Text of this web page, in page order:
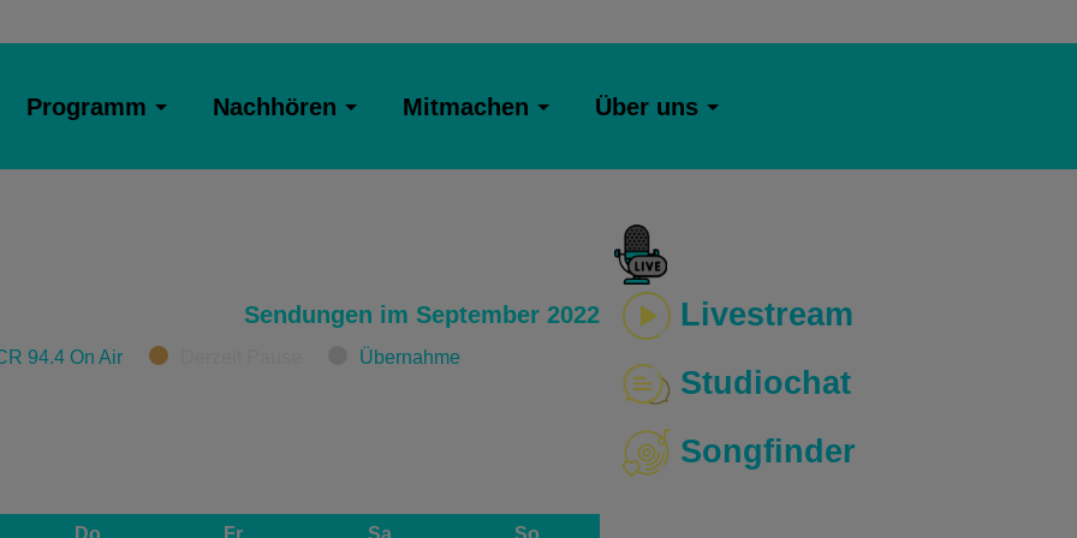
Programm Nachhören Mitmachen Über uns
Sendungen im September 2022
94.4 On Air Übernahme
Livestream
Studiochat
Songfinder